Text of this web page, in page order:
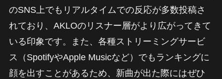
のSNS上でもリアルタイムでの反応が多数投稿さ
れており、AKLOのリスナー層がより広がってきて
いる印象です。また、各種ストリーミングサービ
ス（SpotifyやApple Musicなど）でもランキングに
顔を出すことがあるため、新曲が出た際にはぜひ